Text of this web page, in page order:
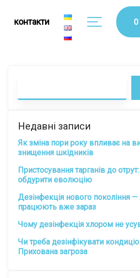
контакти
Недавні записи
Як зміна пори року впливає на
знищення шкідників
Пристосування тарганів до
обдурити еволюцію
Дезінфекція нового покоління —
працюють вже зараз
Чому дезінфекція хлором не
Чи треба дезінфікувати
Прихована загроза